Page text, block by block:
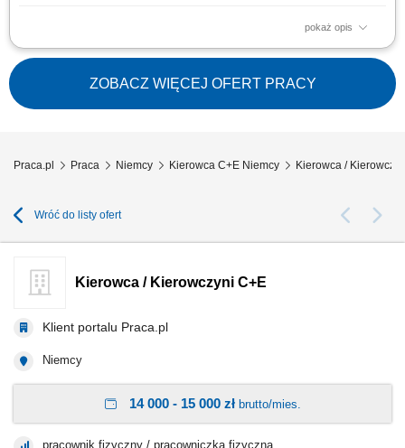
pokaż opis
Transport towarów oraz ładunków w ruchu dalekobieżnym; Zapewnienie
terminowej realizacji dostaw i odbiorów; Odpowiedzialna obsługa oraz
ochrona powierzonego pojazdu i ładunku; Dbałość o stan nowoczesnej
floty ciężarowej; Przestrzeganie przepisów prawa drogowego oraz
standardów jakości;
ZOBACZ WIĘCEJ OFERT PRACY
Praca.pl Praca Niemcy Kierowca C+E Niemcy Kierowca /
Wróć do listy ofert
Kierowca / Kierowczyni C+E
Klient portalu Praca.pl
Niemcy
14 000 - 15 000 złbrutto/mies.
pracownik fizyczny / pracowniczka fizyczna